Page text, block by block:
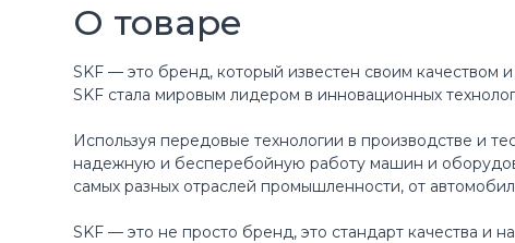
О товаре
SKF — это бренд, который известен своим качеством
SKF стала мировым лидером в инновационных
Используя передовые технологии в производстве и
надежную и бесперебойную работу машин и
самых разных отраслей промышленности, от
SKF — это не просто бренд, это стандарт качества и